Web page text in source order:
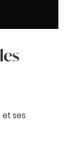
et ses